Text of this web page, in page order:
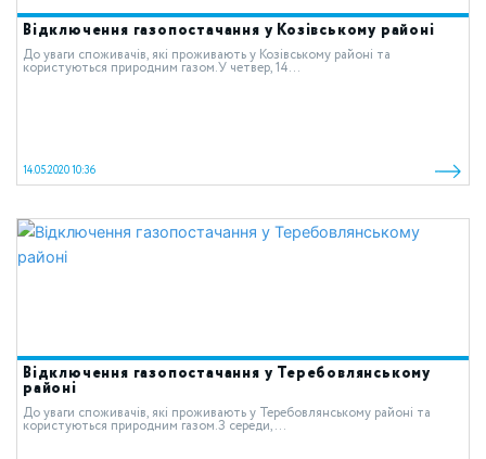
Відключення газопостачання у Козівському районі
До уваги споживачів, які проживають у Козівському районі та
користуються природним газом.У четвер, 14...
14.05.2020 10:36
Відключення газопостачання у Теребовлянському
районі
До уваги споживачів, які проживають у Теребовлянському районі та
користуються природним газом.З середи,...